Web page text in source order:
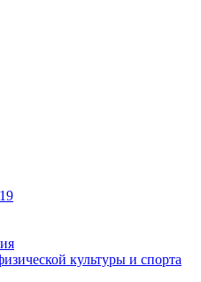
культуры и спорта